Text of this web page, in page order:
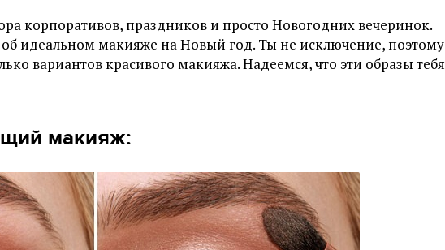
корпоративов, праздников и просто Новогодних вечеринок.
идеальном макияже на Новый год. Ты не исключение, поэтому
вариантов красивого макияжа. Надеемся, что эти образы тебя
макияж: